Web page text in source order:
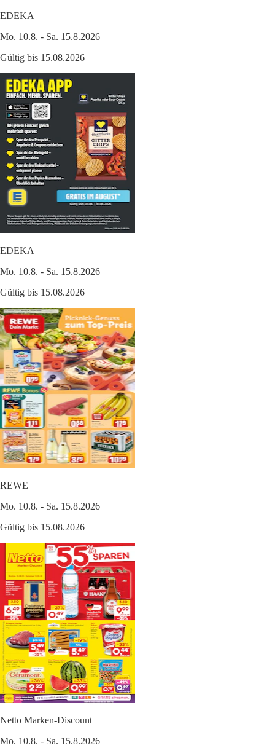
EDEKA
Mo. 10.8. - Sa. 15.8.2026
Gültig bis 15.08.2026
EDEKA
Mo. 10.8. - Sa. 15.8.2026
Gültig bis 15.08.2026
REWE
Mo. 10.8. - Sa. 15.8.2026
Gültig bis 15.08.2026
Netto Marken-Discount
Mo. 10.8. - Sa. 15.8.2026